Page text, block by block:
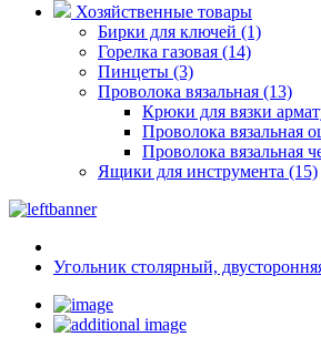
Хозяйственные товары
Бирки для ключей (1)
Горелка газовая (14)
Пинцеты (3)
Проволока вязальная (13)
Крюки для вязки
Проволока вязальная
Проволока вязальная
Ящики для инструмента (15)
Угольник столярный,